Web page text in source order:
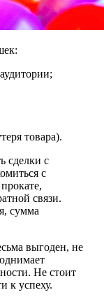
товара).
сделки с
с
связи.
сумма
выгоден, не
Не стоит
к успеху.